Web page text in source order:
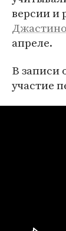
версии и
апреле.
В записи
участие